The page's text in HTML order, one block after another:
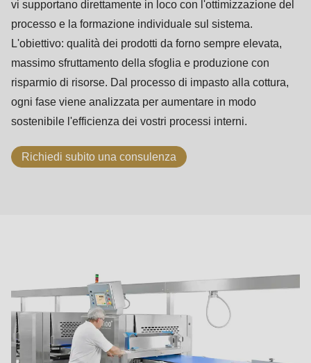
vi supportano direttamente in loco con l'ottimizzazione del
processo e la formazione individuale sul sistema.
L'obiettivo: qualità dei prodotti da forno sempre elevata,
massimo sfruttamento della sfoglia e produzione con
risparmio di risorse. Dal processo di impasto alla cottura,
ogni fase viene analizzata per aumentare in modo
sostenibile l'efficienza dei vostri processi interni.
Richiedi subito una consulenza